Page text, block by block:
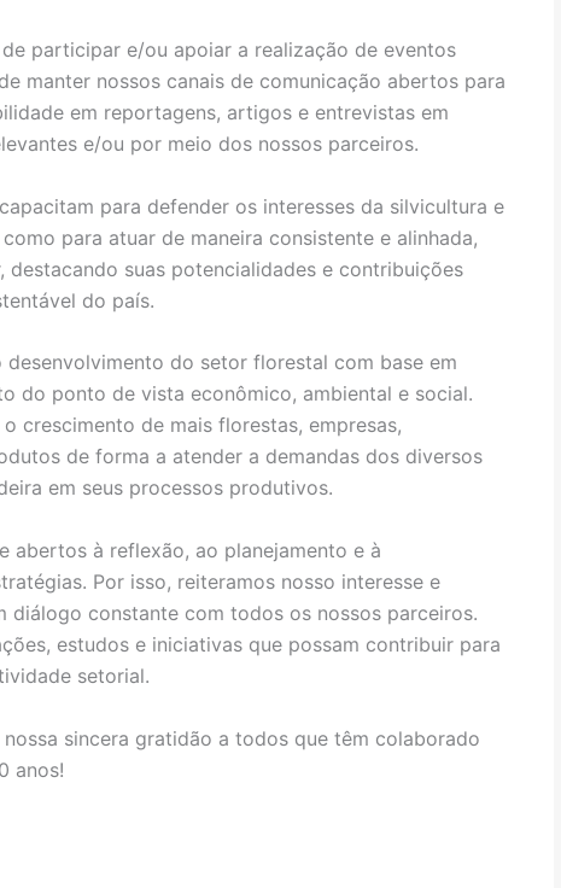
participar e/ou apoiar a realização de eventos
manter nossos canais de comunicação abertos para
em reportagens, artigos e entrevistas em
e/ou por meio dos nossos parceiros.
para defender os interesses da silvicultura e
para atuar de maneira consistente e alinhada,
destacando suas potencialidades e contribuições
do país.
desenvolvimento do setor florestal com base em
do ponto de vista econômico, ambiental e social.
crescimento de mais florestas, empresas,
de forma a atender a demandas dos diversos
em seus processos produtivos.
abertos à reflexão, ao planejamento e à
Por isso, reiteramos nosso interesse e
diálogo constante com todos os nossos parceiros.
estudos e iniciativas que possam contribuir para
setorial.
sincera gratidão a todos que têm colaborado
anos!